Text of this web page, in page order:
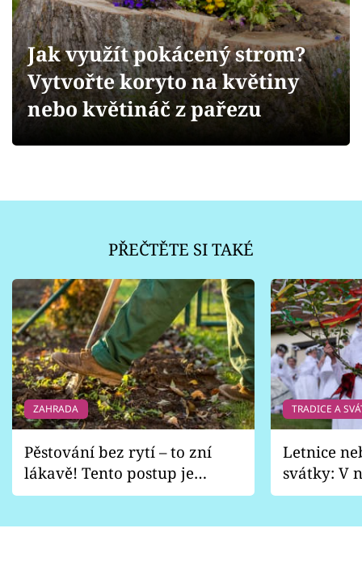
Přihlášení
Sledujte nás
Jak využít pokácený strom?
Vytvořte koryto na květiny
nebo květináč z pařezu
PŘEČTĚTE SI TAKÉ
ZAHRADA
Pěstování bez rytí – to zní
lákavě! Tento postup je
vhodný jen pro některé
TRADICE A
Letnice
svátky: V
pondělí